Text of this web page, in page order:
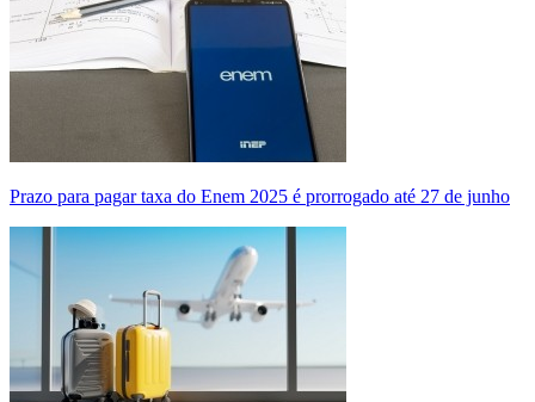
Prazo para pagar taxa do Enem 2025 é prorrogado até 27 de junho